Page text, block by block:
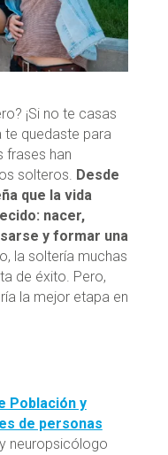
¡Si no te casas
te quedaste para
frases han
solteros. Desde
que la vida
nacer,
y formar una
la soltería muchas
de éxito. Pero,
la mejor etapa en
Población y
de personas
neuropsicólogo